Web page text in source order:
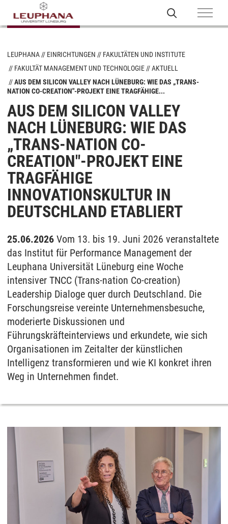
LEUPHANA EINRICHTUNGEN
FAKULTÄTEN UND INSTITUTE
FAKULTÄT MANAGEMENT UND TECHNOLOGIE
AKTUELL
AUS DEM SILICON VALLEY NACH LÜNEBURG: WIE DAS „TRANS-
NATION CO-CREATION"-PROJEKT EINE TRAGFÄHIGE...
AUS DEM SILICON VALLEY
NACH LÜNEBURG: WIE DAS
„TRANS-NATION CO-
CREATION"-PROJEKT EINE
TRAGFÄHIGE
INNOVATIONSKULTUR IN
DEUTSCHLAND ETABLIERT
25.06.2026 Vom 13. bis 19. Juni 2026 veranstaltete
das Institut für Performance Management der
Leuphana Universität Lüneburg eine Woche
intensiver TNCC (Trans-nation Co-creation)
Leadership Dialoge quer durch Deutschland. Die
Forschungsreise vereinte Unternehmensbesuche,
moderierte Diskussionen und
Führungskräfteinterviews und erkundete, wie sich
Organisationen im Zeitalter der künstlichen
Intelligenz transformieren und wie KI konkret ihren
Weg in Unternehmen findet.